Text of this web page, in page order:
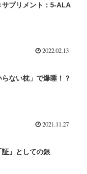
サプリメント：5-ALA
2022.02.13
らない枕」で爆睡！？
2021.11.27
」としての銀